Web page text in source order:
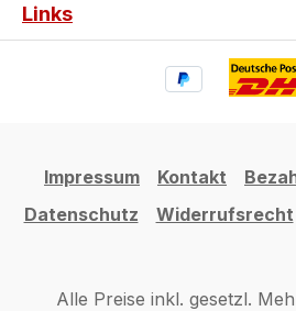
Links
Impressum Kontakt
Datenschutz
Widerrufsrecht
Alle Preise inkl. gesetzl.